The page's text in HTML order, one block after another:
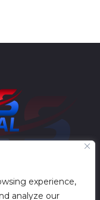
experience,
analyze our